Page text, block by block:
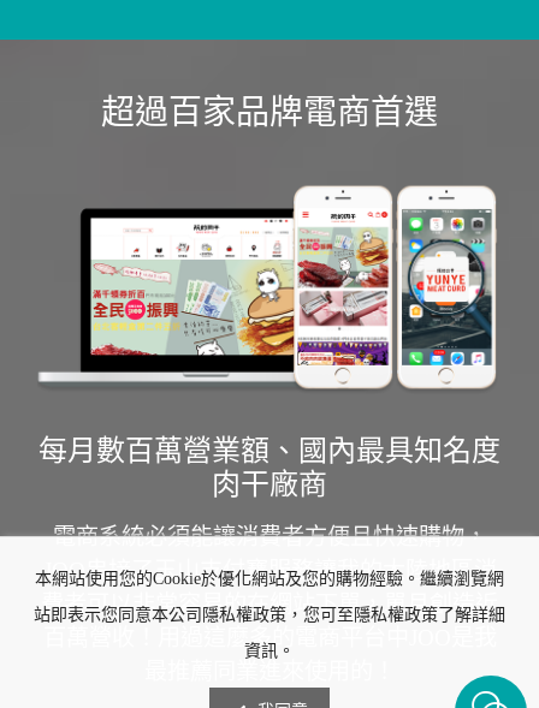
超過百家品牌電商首選
每月數百萬營業額、國內最具知名度
肉干廠商
電商系統必須能讓消費者方便且快速購物，
JOO串接了玉山支付寶服務讓我的大陸地區消
費者可以非常容易的在網站下單，單月創造近
百萬營收！用過這麼多的電商平台中JOO是我
本網站使用您的Cookie於優化網站及您的購物經驗。繼續瀏覽網
站即表示您同意本公司隱私權政策，您可至隱私權政策了解詳細
資訊。